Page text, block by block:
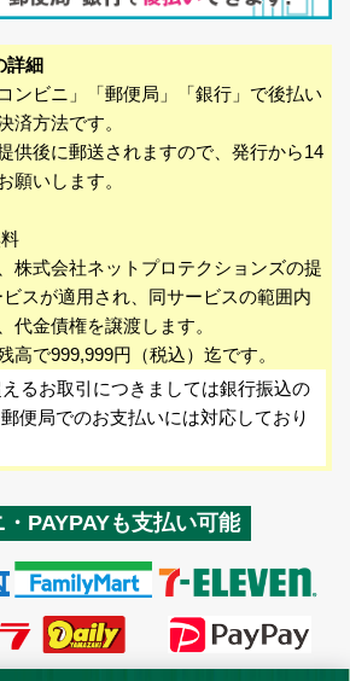
詳細
ンビニ」「郵便局」「銀行」で後払い
済方法です。
供後に郵送されますので、発行から14
願いします。
株式会社ネットプロテクションズの提
スが適用され、同サービスの範囲内
代金債権を譲渡します。
高で999,999円（税込）迄です。
るお取引につきましては銀行振込の
便局でのお支払いには対応しており
・PAYPAYも支払い可能